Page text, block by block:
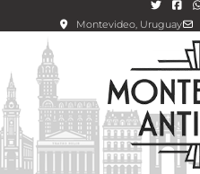
Montevideo, Uruguay